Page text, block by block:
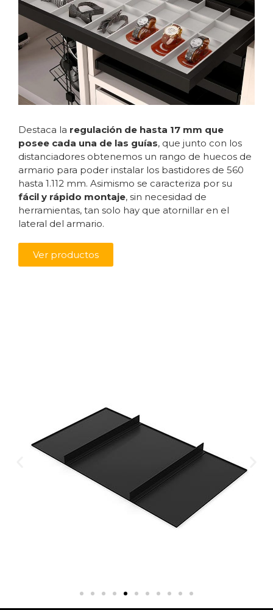
Destaca la regulación de hasta 17 mm que
posee cada una de las guías, que junto con los
distanciadores obtenemos un rango de huecos de
armario para poder instalar los bastidores de 560
hasta 1.112 mm. Asimismo se caracteriza por su
fácil y rápido montaje, sin necesidad de
herramientas, tan solo hay que atornillar en el
lateral del armario.
Ver productos